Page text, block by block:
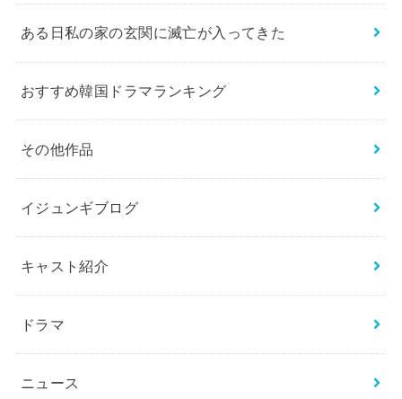
ある日私の家の玄関に滅亡が入ってきた
おすすめ韓国ドラマランキング
その他作品
イジュンギブログ
キャスト紹介
ドラマ
ニュース